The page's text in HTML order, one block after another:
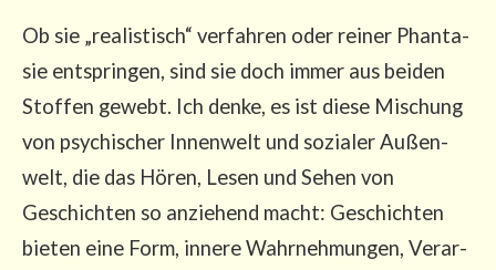
Ob sie „rea­lis­tisch“ ver­fah­ren oder rei­ner Phan­ta­
sie ent­sprin­gen, sind sie doch immer aus bei­den
Stof­fen gewebt. Ich den­ke, es ist die­se Mischung
von psy­chi­scher Innen­welt und sozia­ler Außen­
welt, die das Hören, Lesen und Sehen von
Geschich­ten so anzie­hend macht: Geschich­ten
bie­ten eine Form, inne­re Wahr­neh­mun­gen, Ver­ar­